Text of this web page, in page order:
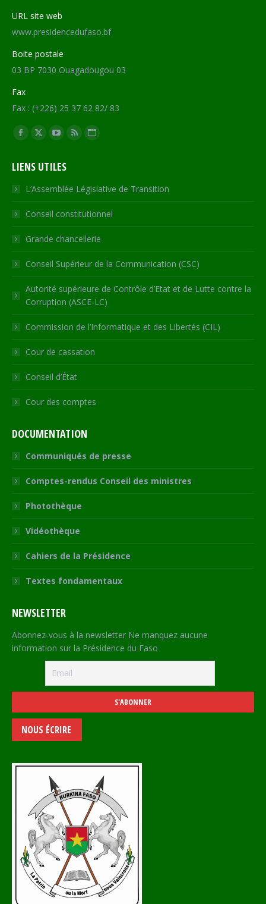
URL site web
www.presidencedufaso.bf
Boite postale
03 BP 7030 Ouagadougou 03
Fax
Fax : (+226) 25 37 62 82/ 83
Trouvez nous sur :
Facebook
opens
in
new
window
X
opens
in
new
window
YouTube
opens
in
new
window
RSS
in
new
window
Site
opens
in
new
LIENS UTILES
L’Assemblée Législative de Transition
Conseil constitutionnel
Grande chancellerie
Conseil Supérieur de la Communication (CSC)
Autorité supérieure de Contrôle d’Etat et de Lutte contre la
Corruption (ASCE-LC)
Commission de l’Informatique et des Libertés (CIL)
Cour de cassation
Conseil d’État
Cour des comptes
DOCUMENTATION
Communiqués de presse
Comptes-rendus Conseil des ministres
Photothèque
Vidéothèque
Cahiers de la Présidence
Textes fondamentaux
NEWSLETTER
Abonnez-vous à la newsletter Ne manquez aucune
information sur la Présidence du Faso
NOUS ÉCRIRE